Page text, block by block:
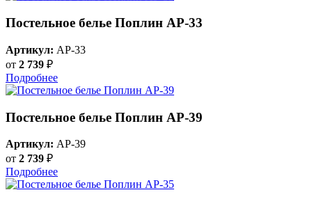
Постельное белье Поплин AP-33
Артикул: AP-33
от 2 739 ₽
Подробнее
Постельное белье Поплин AP-39
Артикул: AP-39
от 2 739 ₽
Подробнее